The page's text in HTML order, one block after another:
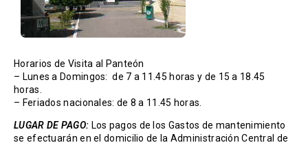
Horarios de Visita al Panteón
– Lunes a Domingos: de 7 a 11.45 horas y de 15 a 18.45
horas.
– Feriados nacionales: de 8 a 11.45 horas.
LUGAR DE PAGO: Los pagos de los Gastos de mantenimiento
se efectuarán en el domicilio de la Administración Central de